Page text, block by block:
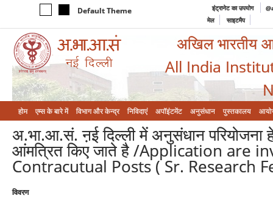
Default Theme इंट्रानेट का उपयोग
मेल
साइटमैप
अखिल भारतीय
All India
होम एम्‍स के बारे में विभाग और केन्‍द्र निविदाएं अपॉइंटमेंट अनुसंधान पुस्तकालय
अ.भा.आ.सं. ऩई दिल्ली में अनुसंधान परियोजना
आंमत्रित किए जाते है /Application are
Contracutual Posts ( Sr. Research
विवरण